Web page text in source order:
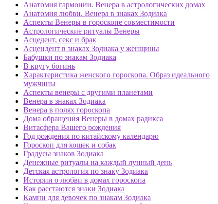
Анатомия гармонии. Венера в астрологических домах
Анатомия любви. Венера в знаках Зодиака
Аспекты Венеры в гороскопе совместимости
Астрологические ритуалы Венеры
Асцедент, секс и брак
Асцендент в знаках Зодиака у женщины
Бабушки по знакам Зодиака
В кругу богинь
Характеристика женского гороскопа. Образ идеального
мужчины
Аспекты венеры с другими планетами
Венера в знаках Зодиака
Венера в полях гороскопа
Дома обращения Венеры в домах радикса
Витасфера Вашего рождения
Год рождения по китайскому календарю
Гороскоп для кошек и собак
Градусы знаков Зодиака
Денежные ритуалы на каждый лунный день
Детская астрология по знаку Зодиака
Истории о любви в домах гороскопа
Как расстаются знаки Зодиака
Камни для девочек по знакам Зодиака